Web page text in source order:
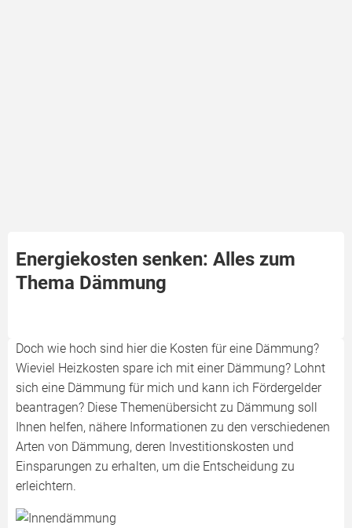
Energiekosten senken: Alles zum
Thema Dämmung
Doch wie hoch sind hier die Kosten für eine Dämmung?
Wieviel Heizkosten spare ich mit einer Dämmung? Lohnt
sich eine Dämmung für mich und kann ich Fördergelder
beantragen? Diese Themenübersicht zu Dämmung soll
Ihnen helfen, nähere Informationen zu den verschiedenen
Arten von Dämmung, deren Investitionskosten und
Einsparungen zu erhalten, um die Entscheidung zu
erleichtern.